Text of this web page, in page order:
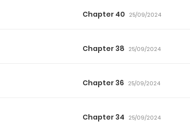
Chapter 40 25/09/2024
Chapter 38 25/09/2024
Chapter 36 25/09/2024
Chapter 34 25/09/2024